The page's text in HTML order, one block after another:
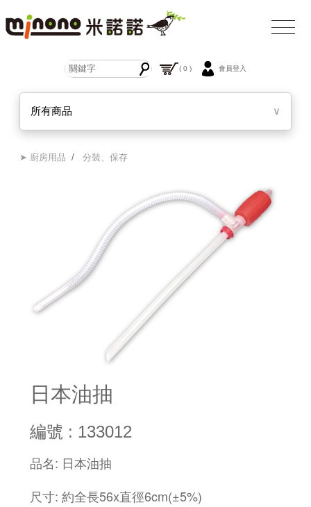
( 0 ) 會員登入
所有商品 ∨
➤ 廚房用品 /分裝、保存
日本油抽
編號 : 133012
​品名: 日本油抽
尺寸:約全長56x直徑6cm(±5%)